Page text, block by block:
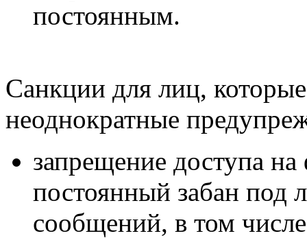
постоянным.
Санкции для лиц,
неоднократные
запрещение доступа
постоянный забан под
сообщений, в том